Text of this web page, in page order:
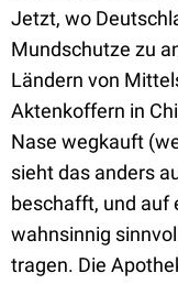
Jetzt, wo
Mundschutze zu
Ländern von
Aktenkoffern in
Nase wegkauft
sieht das anders
beschafft, und auf
wahnsinnig
tragen. Die